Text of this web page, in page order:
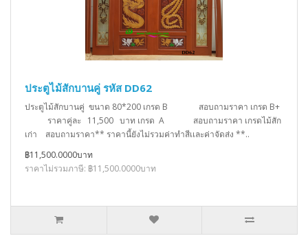
ประตูไม้สักบานคู่ รหัส DD62
ประตูไม้สักบานคู่ ขนาด 80*200 เกรด B สอบถามราคา เกรด B+
ราคาคู่ละ 11,500 บาท เกรด A สอบถามราคา เกรดไม้สัก
เก่า สอบถามราคา** ราคานี้ยังไม่รวมค่าทำสีเเละค่าจัดส่ง **..
฿11,500.0000บาท
ราคาไม่รวมภาษี: ฿11,500.0000บาท